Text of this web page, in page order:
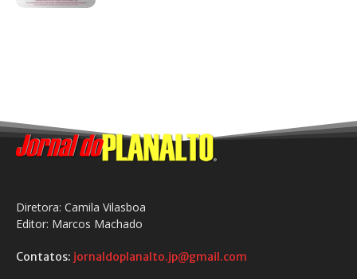
Diretora: Camila Vilasboa
Editor: Marcos Machado
Contatos: jornaldoplanalto.jp@gmail.com